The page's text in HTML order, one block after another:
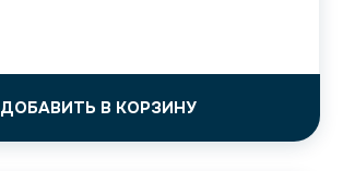
ДОБАВИТЬ В КОРЗИНУ